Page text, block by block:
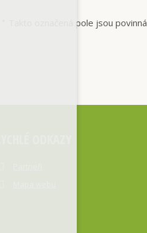
Takto označená pole jsou povinná